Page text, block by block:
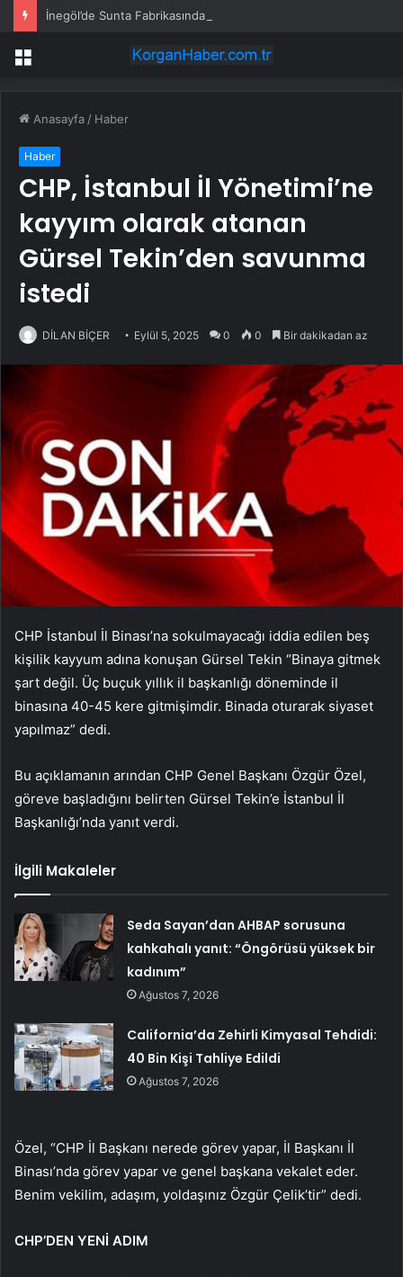
İnegöl’de Sunta Fabrikasında Yangın
Menü
Anasayfa / Haber
Haber
CHP, İstanbul İl Yönetimi’ne
kayyım olarak atanan
Gürsel Tekin’den savunma
istedi
DİLAN BİÇER Eylül 5, 2025 0 0 Bir dakikadan az
CHP İstanbul İl Binası’na sokulmayacağı iddia edilen beş
kişilik kayyum adına konuşan Gürsel Tekin “Binaya gitmek
şart değil. Üç buçuk yıllık il başkanlığı döneminde il
binasına 40-45 kere gitmişimdir. Binada oturarak siyaset
yapılmaz” dedi.
Bu açıklamanın arından CHP Genel Başkanı Özgür Özel,
göreve başladığını belirten Gürsel Tekin’e İstanbul İl
Başkanlığı’nda yanıt verdi.
İlgili Makaleler
Seda Sayan’dan AHBAP sorusuna
kahkahalı yanıt: “Öngörüsü yüksek bir
kadınım”
Ağustos 7, 2026
California’da Zehirli Kimyasal Tehdidi:
40 Bin Kişi Tahliye Edildi
Ağustos 7, 2026
Özel, “CHP İl Başkanı nerede görev yapar, İl Başkanı İl
Binası’nda görev yapar ve genel başkana vekalet eder.
Benim vekilim, adaşım, yoldaşınız Özgür Çelik’tir” dedi.
CHP’DEN YENİ ADIM